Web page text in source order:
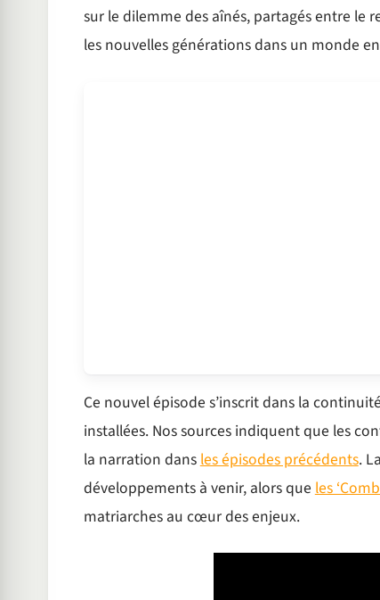
sur le dilemme des aînés, partagés entre le
les nouvelles générations dans un monde
Ce nouvel épisode s’inscrit dans la
installées. Nos sources indiquent que les
la narration dans les épisodes précédents.
développements à venir, alors que les
matriarches au cœur des enjeux.